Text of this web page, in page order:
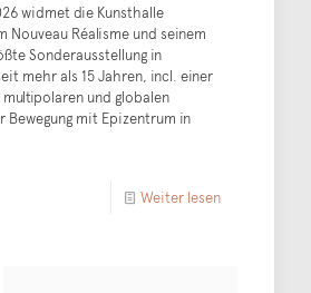
widmet die Kunsthalle
Nouveau Réalisme und seinem
Sonderausstellung in
mehr als 15 Jahren, incl. einer
und globalen
Bewegung mit Epizentrum in
Weiter lesen